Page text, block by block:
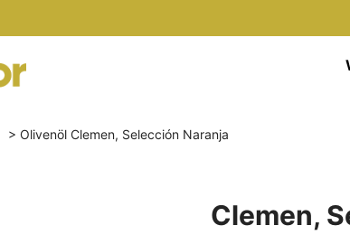
Clemen,
Olivenöl Clemen, Selección Naranja